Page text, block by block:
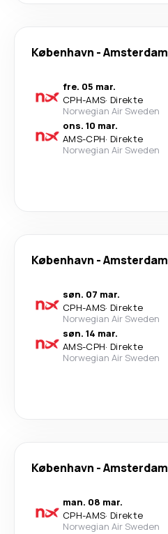
København -Amsterdam
fre. 05 mar.
CPH-AMS· Direkte
Norwegian Air Sweden
ons. 10 mar.
AMS-CPH· Direkte
Norwegian Air Sweden
København -Amsterdam
søn. 07 mar.
CPH-AMS· Direkte
Norwegian Air Sweden
søn. 14 mar.
AMS-CPH· Direkte
Norwegian Air Sweden
København -Amsterdam
man. 08 mar.
CPH-AMS· Direkte
Norwegian Air Sweden